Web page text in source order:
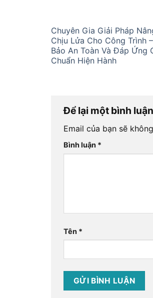
Chuyên Gia Giải Pháp
Chịu Lửa Cho Công Trình
Bảo An Toàn Và Đáp Ứng
Chuẩn Hiện Hành
Để lại một bình luận
Email của bạn sẽ
Bình luận *
Tên *